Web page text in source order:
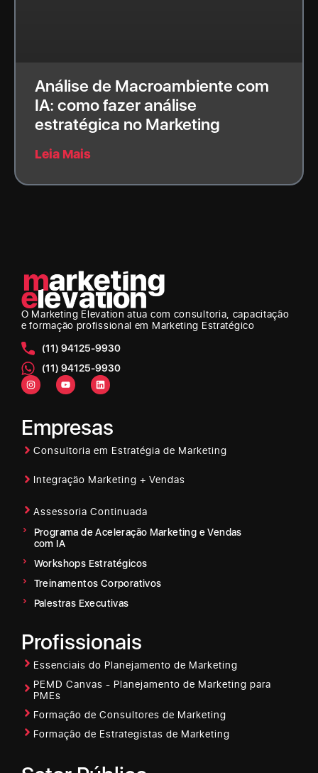
Análise de Macroambiente com
IA: como fazer análise
estratégica no Marketing
Leia Mais
O Marketing Elevation atua com consultoria, capacitação
e formação profissional em Marketing Estratégico
(11) 94125-9930
(11) 94125-9930
Empresas
Consultoria em Estratégia de Marketing
Integração Marketing + Vendas
Assessoria Continuada
Programa de Aceleração Marketing e Vendas
com IA
Workshops Estratégicos
Treinamentos Corporativos
Palestras Executivas
Profissionais
Essenciais do Planejamento de Marketing
PEMD Canvas - Planejamento de Marketing para
PMEs
Formação de Consultores de Marketing
Formação de Estrategistas de Marketing